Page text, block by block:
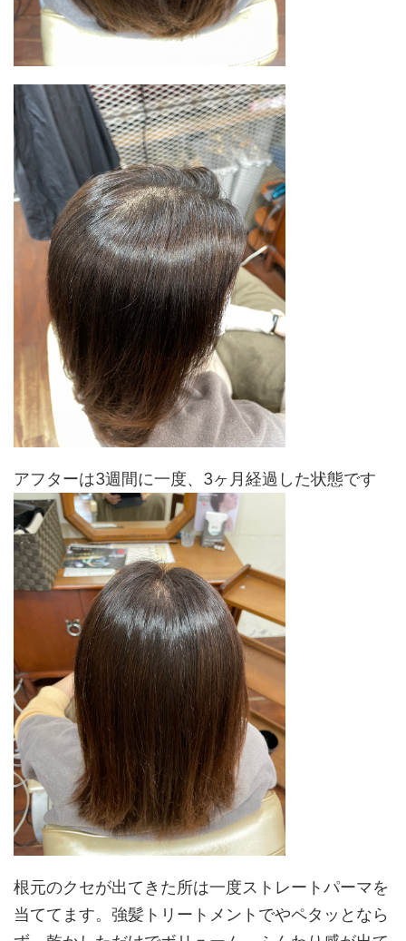
アフターは3週間に一度、3ヶ月経過した状態です
根元のクセが出てきた所は一度ストレートパーマを
当ててます。強髪トリートメントでやペタッとなら